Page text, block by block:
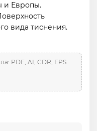
и Европы.
вида тиснения.